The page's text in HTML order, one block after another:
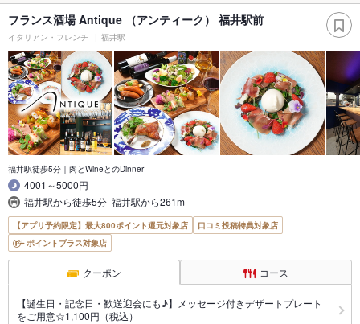
フランス酒場 Antique （アンティーク） 福井駅前
イタリアン・フレンチ 福井駅
福井駅徒歩5分｜肉とWineとのDinner
4001～5000円
福井駅から徒歩5分 福井駅から261m
【アプリ予約限定】最大800ポイント還元対象店
口コミ投稿特典対象店
ポイントプラス対象店
クーポン コース
【誕生日・記念日・歓送迎会にも♪】メッセージ付きデザートプレート
をご用意☆1,100円（税込）